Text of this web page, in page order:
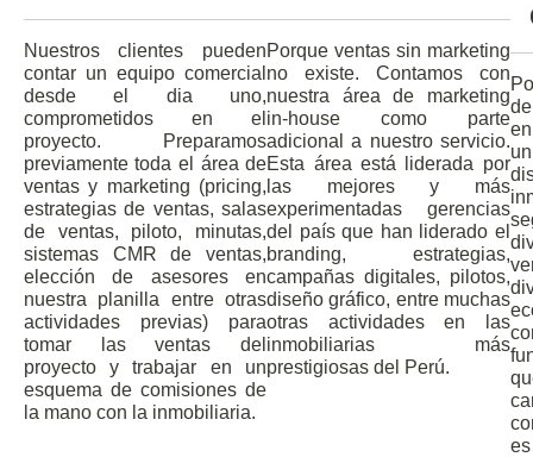
Nuestros clientes pueden
contar un equipo comercial
desde el dia uno,
comprometidos en el
proyecto. Preparamos
previamente toda el área de
ventas y marketing (pricing,
estrategias de ventas, salas
de ventas, piloto, minutas,
sistemas CMR de ventas,
elección de asesores en
nuestra planilla entre otras
actividades previas) para
tomar las ventas del
proyecto y trabajar en un
esquema de comisiones de
la mano con la inmobiliaria.
Porque ventas sin marketing
no existe. Contamos con
nuestra área de marketing
in-house como parte
adicional a nuestro servicio.
Esta área está liderada por
las mejores y más
experimentadas gerencias
del país que han liderado el
branding, estrategias,
campañas digitales, pilotos,
diseño gráfico, entre muchas
otras actividades en las
inmobiliarias más
prestigiosas del Perú.